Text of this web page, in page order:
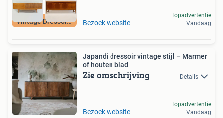
Vintage Dressoirs Bezoek website
Topadvertentie
Vandaag
Japandi dressoir vintage stijl – Marmer
of houten blad
Zie omschrijving Details
Bezoek website
Topadvertentie
Vandaag